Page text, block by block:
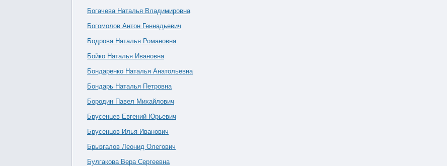
Богачева Наталья Владимировна
Богомолов Антон Геннадьевич
Бодрова Наталья Романовна
Бойко Наталья Ивановна
Бондаренко Наталья Анатольевна
Бондарь Наталья Петровна
Бородин Павел Михайлович
Брусенцев Евгений Юрьевич
Брусенцов Илья Иванович
Брызгалов Леонид Олегович
Булгакова Вера Сергеевна